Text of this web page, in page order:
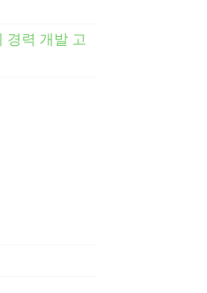
경력 개발 고